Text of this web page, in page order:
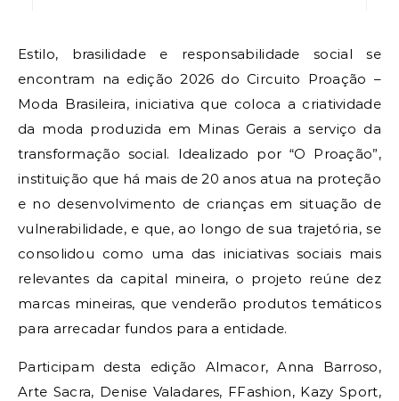
Estilo, brasilidade e responsabilidade social se
encontram na edição 2026 do Circuito Proação –
Moda Brasileira, iniciativa que coloca a criatividade
da moda produzida em Minas Gerais a serviço da
transformação social. Idealizado por “O Proação”,
instituição que há mais de 20 anos atua na proteção
e no desenvolvimento de crianças em situação de
vulnerabilidade, e que, ao longo de sua trajetória, se
consolidou como uma das iniciativas sociais mais
relevantes da capital mineira, o projeto reúne dez
marcas mineiras, que venderão produtos temáticos
para arrecadar fundos para a entidade.
Participam desta edição Almacor, Anna Barroso,
Arte Sacra, Denise Valadares, FFashion, Kazy Sport,